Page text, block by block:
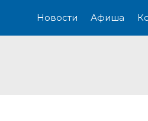
Новости Афиша